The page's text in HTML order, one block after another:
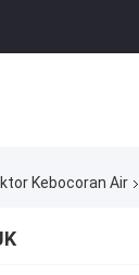
Kebocoran Air